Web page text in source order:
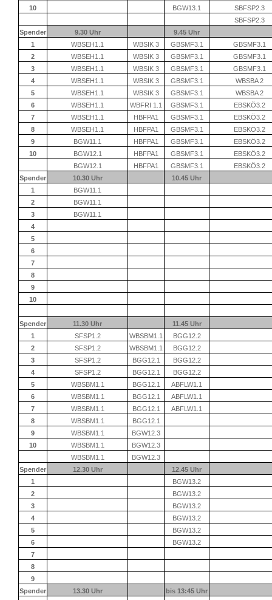
10
BGW13.1
SBFSP2.3
SBFSP2.3
Spender
9.30 Uhr
9.45 Uhr
1
WBSEH1.1 WBSIK 3 GBSMF3.1
GBSMF3.1
2
WBSEH1.1 WBSIK 3 GBSMF3.1
GBSMF3.1
3
WBSEH1.1 WBSIK 3 GBSMF3.1
GBSMF3.1
4
WBSEH1.1 WBSIK 3 GBSMF3.1
WBSBA 2
5
WBSEH1.1 WBSIK 3 GBSMF3.1
WBSBA 2
6
WBSEH1.1 WBFRI 1.1 GBSMF3.1
EBSKÖ3.2
7
WBSEH1.1 HBFPA1 GBSMF3.1
EBSKÖ3.2
8
WBSEH1.1 HBFPA1 GBSMF3.1
EBSKÖ3.2
9
BGW11.1 HBFPA1 GBSMF3.1
EBSKÖ3.2
10
BGW12.1 HBFPA1 GBSMF3.1
EBSKÖ3.2
BGW12.1
HBFPA1 GBSMF3.1
EBSKÖ3.2
Spender
10.30 Uhr
10.45 Uhr
1
BGW11.1
2
BGW11.1
3
BGW11.1
4
5
6
7
8
9
10
Spender 11.30 Uhr
11.45 Uhr
1
SFSP1.2 WBSBM1.1
BGG12.2
2
SFSP1.2 WBSBM1.1
BGG12.2
3
SFSP1.2 BGG12.1
BGG12.2
4
SFSP1.2 BGG12.1
BGG12.2
5
WBSBM1.1 BGG12.1
ABFLW1.1
6
WBSBM1.1 BGG12.1
ABFLW1.1
7
WBSBM1.1 BGG12.1
ABFLW1.1
8
WBSBM1.1
BGG12.1
9
WBSBM1.1
BGW12.3
10
WBSBM1.1
BGW12.3
WBSBM1.1
BGW12.3
Spender
12.30 Uhr
12.45 Uhr
1
BGW13.2
2
BGW13.2
3
BGW13.2
4
BGW13.2
5
BGW13.2
6
BGW13.2
7
8
9
Spender
13.30 Uhr
bis 13:45 Uhr